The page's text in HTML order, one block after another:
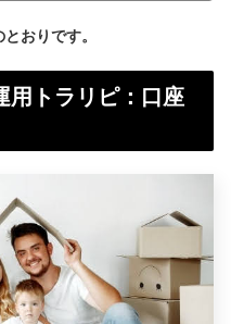
おりです。
用トラリピ：口座